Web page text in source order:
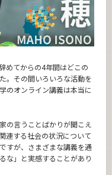
めてからの4年間はどこの
。その間いろいろな活動を
のオンライン講義は本当に
の言うことばかりが聞こえ
連する社会の状況について
すが、さまざまな講義を通
な」と実感することがあり